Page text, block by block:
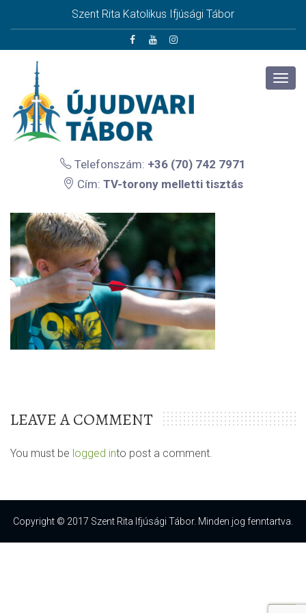
Szent Rita Katolikus Ifjúsági Tábor
Telefonszám: +36 (70) 742 7971
Cím: TV-torony melletti tisztás
LEAVE A COMMENT
You must be logged into post a comment.
Copyright © 2017 Szent Rita Ifjúsági Tábor. Minden jog fenntartva.